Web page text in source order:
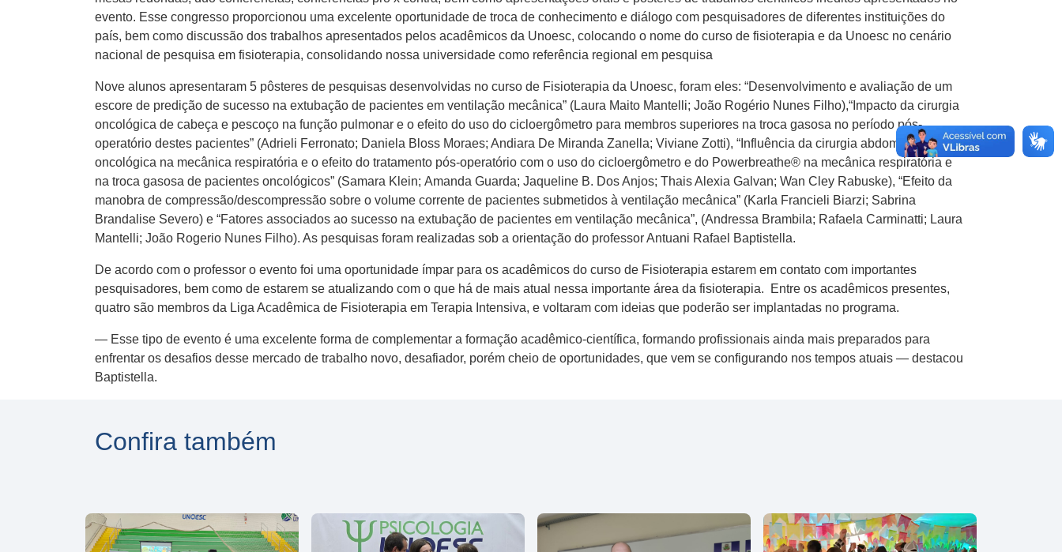
evento. Esse congresso proporcionou uma excelente oportunidade de troca de conhecimento e diálogo com pesquisadores de diferentes instituições do
país, bem como discussão dos trabalhos apresentados pelos acadêmicos da Unoesc, colocando o nome do curso de fisioterapia e da Unoesc no cenário
nacional de pesquisa em fisioterapia, consolidando nossa universidade como referência regional em pesquisa
Nove alunos apresentaram 5 pôsteres de pesquisas desenvolvidas no curso de Fisioterapia da Unoesc, foram eles: “Desenvolvimento e avaliação de um
escore de predição de sucesso na extubação de pacientes em ventilação mecânica” (Laura Maito Mantelli; João Rogério Nunes Filho),“Impacto da cirurgia
oncológica de cabeça e pescoço na função pulmonar e o efeito do uso do cicloergômetro para membros superiores na troca gasosa no período pós-
operatório destes pacientes” (Adrieli Ferronato; Daniela Bloss Moraes; Andiara De Miranda Zanella; Viviane Zotti), “Influência da cirurgia abdominal
oncológica na mecânica respiratória e o efeito do tratamento pós-operatório com o uso do cicloergômetro e do Powerbreathe® na mecânica respiratória e
na troca gasosa de pacientes oncológicos” (Samara Klein; Amanda Guarda; Jaqueline B. Dos Anjos; Thais Alexia Galvan; Wan Cley Rabuske), “Efeito da
manobra de compressão/descompressão sobre o volume corrente de pacientes submetidos à ventilação mecânica” (Karla Francieli Biarzi; Sabrina
Brandalise Severo) e “Fatores associados ao sucesso na extubação de pacientes em ventilação mecânica”, (Andressa Brambila; Rafaela Carminatti; Laura
Mantelli; João Rogerio Nunes Filho). As pesquisas foram realizadas sob a orientação do professor Antuani Rafael Baptistella.
De acordo com o professor o evento foi uma oportunidade ímpar para os acadêmicos do curso de Fisioterapia estarem em contato com importantes
pesquisadores, bem como de estarem se atualizando com o que há de mais atual nessa importante área da fisioterapia. Entre os acadêmicos presentes,
quatro são membros da Liga Acadêmica de Fisioterapia em Terapia Intensiva, e voltaram com ideias que poderão ser implantadas no programa.
— Esse tipo de evento é uma excelente forma de complementar a formação acadêmico-científica, formando profissionais ainda mais preparados para
enfrentar os desafios desse mercado de trabalho novo, desafiador, porém cheio de oportunidades, que vem se configurando nos tempos atuais — destacou
Baptistella.
Confira também